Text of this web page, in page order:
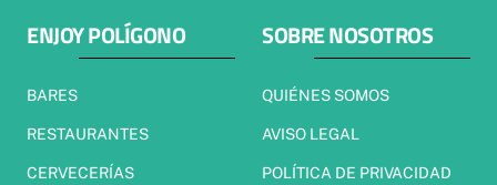
ENJOY POLÍGONO
BARES
RESTAURANTES
CERVECERÍAS
SOBRE NOSOTROS
QUIÉNES SOMOS
AVISO LEGAL
POLÍTICA DE PRIVACIDAD